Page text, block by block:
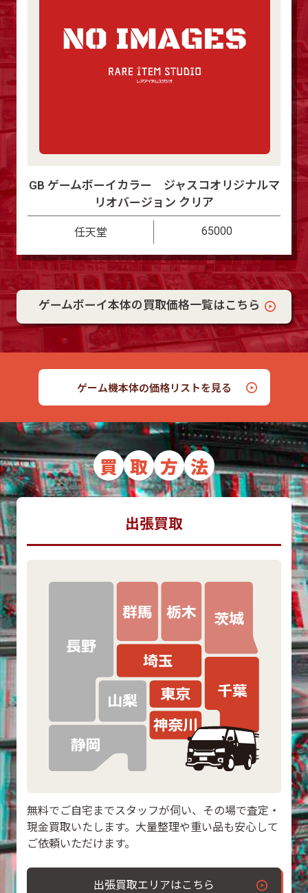
GB ゲームボーイカラー ジャスコオリジナルマ
リオバージョン クリア
任天堂 65000
ゲームボーイ本体の買取価格一覧はこちら
ゲーム機本体の価格リストを見る
買 取 方 法
出張買取
無料でご自宅までスタッフが伺い、その場で査定・
現金買取いたします。大量整理や重い品も安心して
ご依頼いただけます。
出張買取エリアはこちら